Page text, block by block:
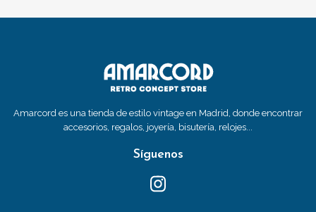
Amarcord es una tienda de estilo vintage en Madrid, donde encontrar
accesorios, regalos, joyería, bisutería, relojes...
Síguenos